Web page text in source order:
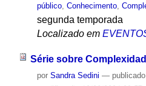
público, Conhecimento,
segunda temporada
Localizado em
Série sobre
por Sandra Sedini — publicado